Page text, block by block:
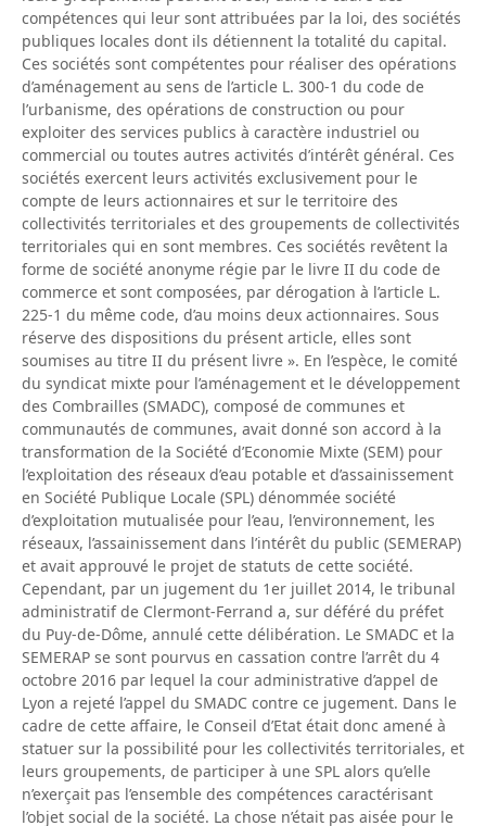
compétences qui leur sont attribuées par la loi, des sociétés
publiques locales dont ils détiennent la totalité du capital.
Ces sociétés sont compétentes pour réaliser des opérations
d’aménagement au sens de l’article L. 300-1 du code de
l’urbanisme, des opérations de construction ou pour
exploiter des services publics à caractère industriel ou
commercial ou toutes autres activités d’intérêt général. Ces
sociétés exercent leurs activités exclusivement pour le
compte de leurs actionnaires et sur le territoire des
collectivités territoriales et des groupements de collectivités
territoriales qui en sont membres. Ces sociétés revêtent la
forme de société anonyme régie par le livre II du code de
commerce et sont composées, par dérogation à l’article L.
225-1 du même code, d’au moins deux actionnaires. Sous
réserve des dispositions du présent article, elles sont
soumises au titre II du présent livre ». En l’espèce, le comité
du syndicat mixte pour l’aménagement et le développement
des Combrailles (SMADC), composé de communes et
communautés de communes, avait donné son accord à la
transformation de la Société d’Economie Mixte (SEM) pour
l’exploitation des réseaux d’eau potable et d’assainissement
en Société Publique Locale (SPL) dénommée société
d’exploitation mutualisée pour l’eau, l’environnement, les
réseaux, l’assainissement dans l’intérêt du public (SEMERAP)
et avait approuvé le projet de statuts de cette société.
Cependant, par un jugement du 1er juillet 2014, le tribunal
administratif de Clermont-Ferrand a, sur déféré du préfet
du Puy-de-Dôme, annulé cette délibération. Le SMADC et la
SEMERAP se sont pourvus en cassation contre l’arrêt du 4
octobre 2016 par lequel la cour administrative d’appel de
Lyon a rejeté l’appel du SMADC contre ce jugement. Dans le
cadre de cette affaire, le Conseil d’Etat était donc amené à
statuer sur la possibilité pour les collectivités territoriales, et
leurs groupements, de participer à une SPL alors qu’elle
n’exerçait pas l’ensemble des compétences caractérisant
l’objet social de la société. La chose n’était pas aisée pour le